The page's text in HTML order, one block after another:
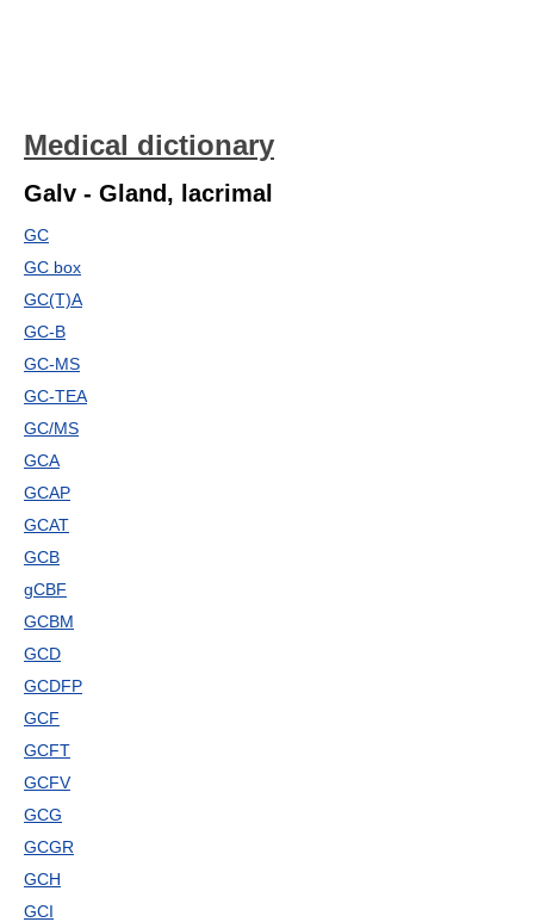
Medical dictionary
Galv - Gland, lacrimal
GC
GC box
GC(T)A
GC-B
GC-MS
GC-TEA
GC/MS
GCA
GCAP
GCAT
GCB
gCBF
GCBM
GCD
GCDFP
GCF
GCFT
GCFV
GCG
GCGR
GCH
GCI